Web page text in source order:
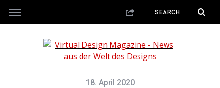
18. April 2020